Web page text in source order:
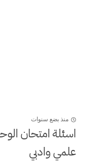
منذ بضع سنوات
اسئلة امتحان
علمي وادبي